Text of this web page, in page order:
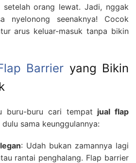
orang lewat. Jadi, nggak
nyelonong seenaknya! Cocok
arus keluar-masuk tanpa bikin
Barrier yang Bikin
buru-buru cari tempat jual flap
sama keunggulannya:
: Udah bukan zamannya lagi
rantai penghalang. Flap barrier